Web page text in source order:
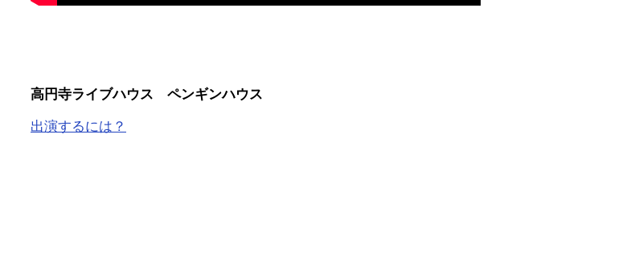
高円寺ライブハウス ペンギンハウス
出演するには？